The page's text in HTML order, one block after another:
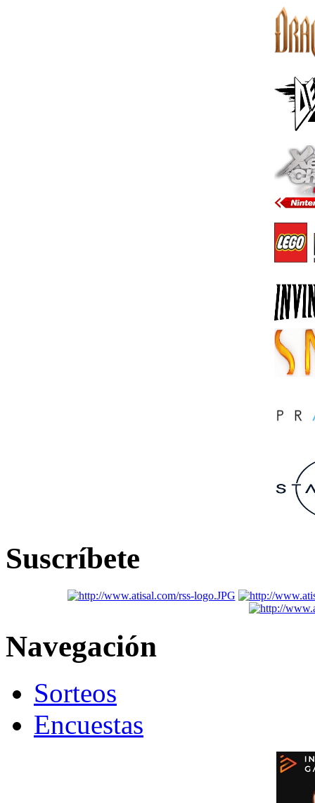
Suscríbete
Navegación
Sorteos
Encuestas